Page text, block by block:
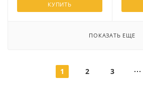
КУПИТЬ
ПОКАЗАТЬ ЕЩЕ
1 2 3